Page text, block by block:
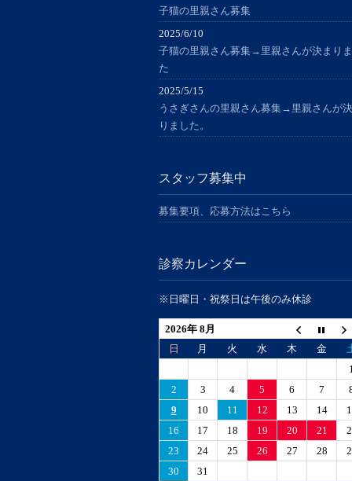
子猫の里親さん募集
2025/6/10
子猫の里親さん募集→里親さんが決まり
た
2025/5/15
うさぎさんの里親さん募集→里親さんが
りました。
スタッフ募集中
募集要項、応募方法はこちら
診察カレンダー
※日曜日・祝祭日は午後のみ休診
2026年 8月
日
月 火 水 木 金
2
3 4 5 6 7
9
10 11 12 13 14
16
17 18 19 20 21
23
24 25 26 27 28
30
31